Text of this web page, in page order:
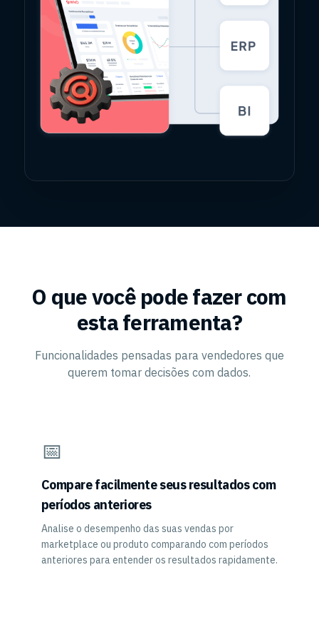
O que você pode fazer com
esta ferramenta?
Funcionalidades pensadas para vendedores que
querem tomar decisões com dados.
📅
Compare facilmente seus resultados com
períodos anteriores
Analise o desempenho das suas vendas por
marketplace ou produto comparando com períodos
anteriores para entender os resultados rapidamente.